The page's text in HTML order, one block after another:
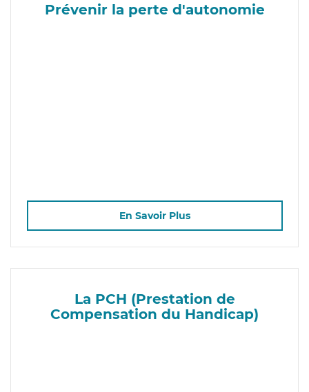
Prévenir la perte d'autonomie
En Savoir Plus
La PCH (Prestation de
Compensation du Handicap)